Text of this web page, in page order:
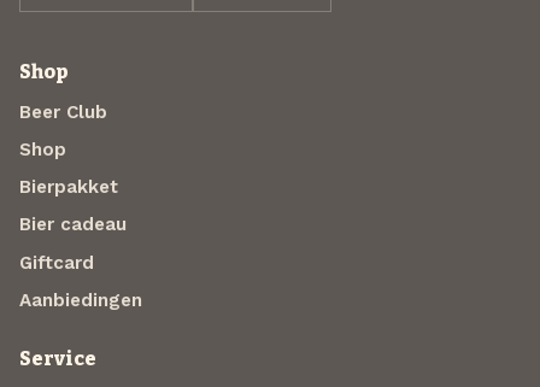
Shop
Beer Club
Shop
Bierpakket
Bier cadeau
Giftcard
Aanbiedingen
Service